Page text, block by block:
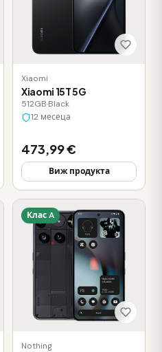
Xiaomi
Xiaomi 15T 5G
512GB·Black
12 месеца
473,99 €
Виж продукта
Клас A
Nothing